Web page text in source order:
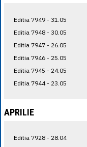
Editia 7949 - 31.05
Editia 7948 - 30.05
Editia 7947 - 26.05
Editia 7946 - 25.05
Editia 7945 - 24.05
Editia 7944 - 23.05
APRILIE
Editia 7928 - 28.04